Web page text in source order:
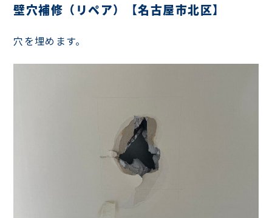
壁穴補修（リペア）【名古屋市北区】
穴を埋めます。